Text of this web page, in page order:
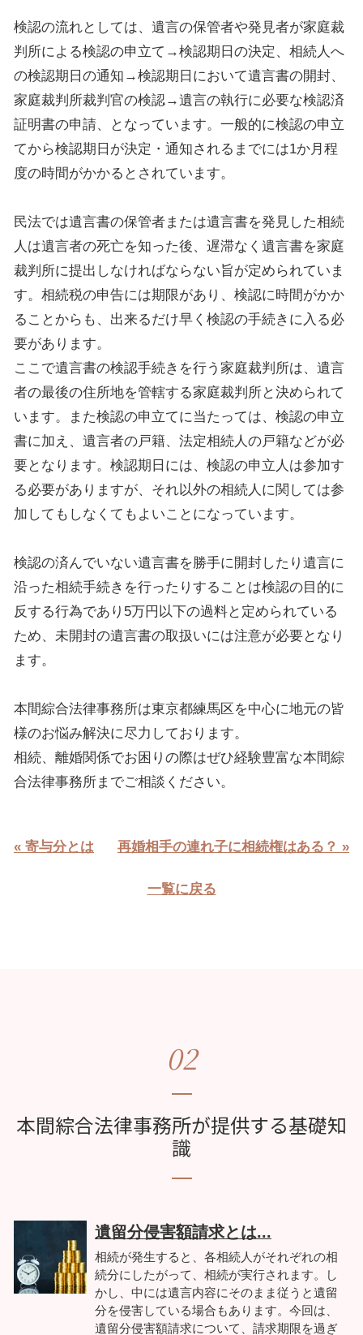
検認の流れとしては、遺言の保管者や発見者が家庭裁
判所による検認の申立て→検認期日の決定、相続人へ
の検認期日の通知→検認期日において遺言書の開封、
家庭裁判所裁判官の検認→遺言の執行に必要な検認済
証明書の申請、となっています。一般的に検認の申立
てから検認期日が決定・通知されるまでには1か月程
度の時間がかかるとされています。
民法では遺言書の保管者または遺言書を発見した相続
人は遺言者の死亡を知った後、遅滞なく遺言書を家庭
裁判所に提出しなければならない旨が定められていま
す。相続税の申告には期限があり、検認に時間がかか
ることからも、出来るだけ早く検認の手続きに入る必
要があります。
ここで遺言書の検認手続きを行う家庭裁判所は、遺言
者の最後の住所地を管轄する家庭裁判所と決められて
います。また検認の申立てに当たっては、検認の申立
書に加え、遺言者の戸籍、法定相続人の戸籍などが必
要となります。検認期日には、検認の申立人は参加す
る必要がありますが、それ以外の相続人に関しては参
加してもしなくてもよいことになっています。
検認の済んでいない遺言書を勝手に開封したり遺言に
沿った相続手続きを行ったりすることは検認の目的に
反する行為であり5万円以下の過料と定められている
ため、未開封の遺言書の取扱いには注意が必要となり
ます。
本間綜合法律事務所は東京都練馬区を中心に地元の皆
様のお悩み解決に尽力しております。
相続、離婚関係でお困りの際はぜひ経験豊富な本間綜
合法律事務所までご相談ください。
« 寄与分とは 再婚相手の連れ子に相続権はある？ »
一覧に戻る
02
本間綜合法律事務所が提供する基礎知
識
遺留分侵害額請求とは...
相続が発生すると、各相続人がそれぞれの相
続分にしたがって、相続が実行されます。し
かし、中には遺言内容にそのまま従うと遺留
分を侵害している場合もあります。今回は、
遺留分侵害額請求について、請求期限を過ぎ